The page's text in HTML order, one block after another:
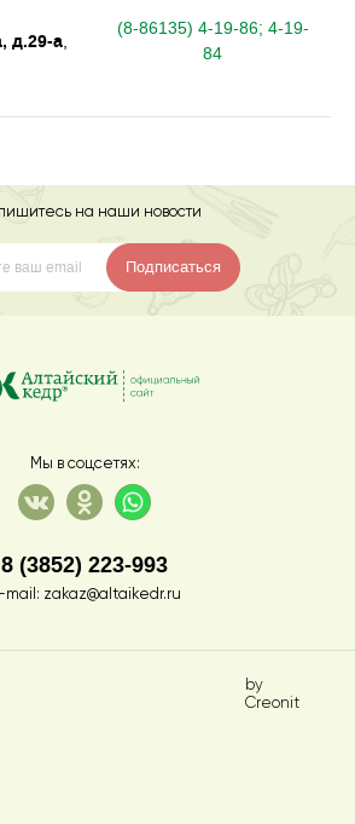
д.29-а,
(8-86135) 4-19-86; 4-19-
84
на наши новости
Подписаться
Мы в соцсетях:
8 (3852) 223-993
mail: zakaz@altaikedr.ru
by
Creonit